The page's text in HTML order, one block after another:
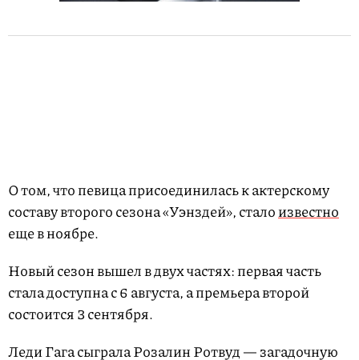
О том, что певица присоединилась к актерскому
составу второго сезона «Уэнздей», сталоизвестно
еще в ноябре.
Новый сезон вышел в двух частях: первая часть
стала доступна с 6 августа, а премьера второй
состоится 3 сентября.
Леди Гага сыграла Розалин Ротвуд — загадочную